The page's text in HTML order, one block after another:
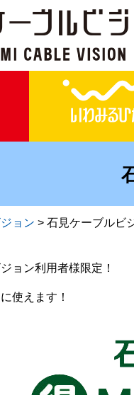
ョン > 石見ケーブルビ
ョン利用者様限定！
使えます！